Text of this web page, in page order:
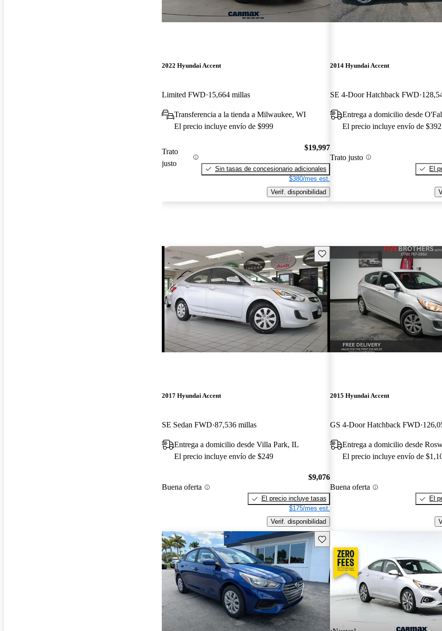
2022 Hyundai Accent
Limited FWD 15,664 millas
Transferencia a la tienda a Milwaukee, WI
El precio incluye envío de $999
Trato
justo
$19,997
Sin tasas de concesionario adicionales
$380/mes est.
Verif. disponibilidad
2014 Hyundai Accent
SE 4-Door Hatchback FWD
Entrega a domicilio desde
El precio incluye envío de $392
Trato justo
El
Guarda este Aviso
2017 Hyundai Accent
SE Sedan FWD 87,536 millas
Entrega a domicilio desde Villa Park, IL
El precio incluye envío de $249
Buena oferta
$9,076
El precio incluye tasas
$175/mes est.
Verif. disponibilidad
2015 Hyundai Accent
GS 4-Door Hatchback FWD
Entrega a domicilio desde
El precio incluye envío de
Buena oferta
El
Guarda este Aviso